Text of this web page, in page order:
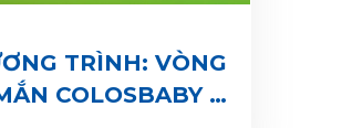
TRÌNH: VÒNG
COLOSBABY –